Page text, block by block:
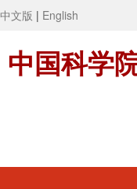
中文版 | English
中国科学